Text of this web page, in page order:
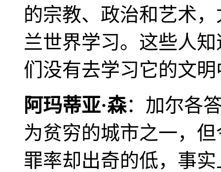
的宗教、政治和艺术
兰世界学习。这些人
们没有去学习它的文
阿玛蒂亚·森：加尔各
为贫穷的城市之一，
罪率却出奇的低，事